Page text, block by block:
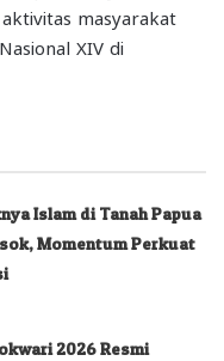
masyarakat
XIV di
Islam di Tanah Papua
Momentum Perkuat
2026 Resmi